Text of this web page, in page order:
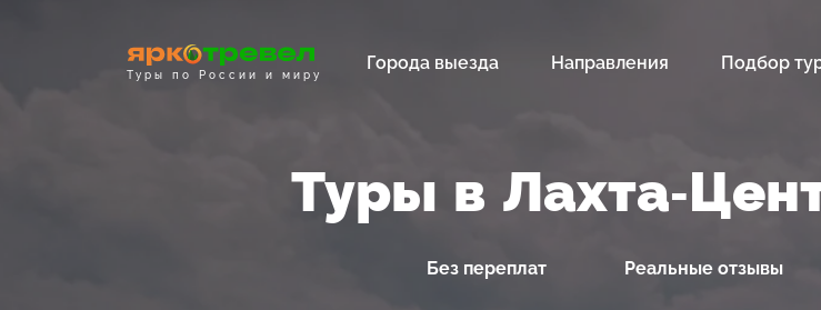
Туры по России и миру
Города выезда Направления Подбор
Туры в Лахта-
Без переплат Реальные отзывы